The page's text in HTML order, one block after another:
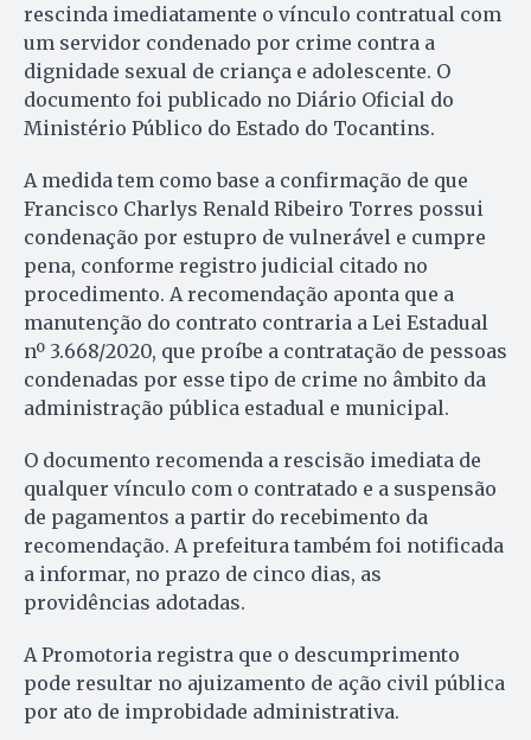
rescinda imediatamente o vínculo contratual com
um servidor condenado por crime contra a
dignidade sexual de criança e adolescente. O
documento foi publicado no Diário Oficial do
Ministério Público do Estado do Tocantins.
A medida tem como base a confirmação de que
Francisco Charlys Renald Ribeiro Torres possui
condenação por estupro de vulnerável e cumpre
pena, conforme registro judicial citado no
procedimento. A recomendação aponta que a
manutenção do contrato contraria a Lei Estadual
nº 3.668/2020, que proíbe a contratação de pessoas
condenadas por esse tipo de crime no âmbito da
administração pública estadual e municipal.
O documento recomenda a rescisão imediata de
qualquer vínculo com o contratado e a suspensão
de pagamentos a partir do recebimento da
recomendação. A prefeitura também foi notificada
a informar, no prazo de cinco dias, as
providências adotadas.
A Promotoria registra que o descumprimento
pode resultar no ajuizamento de ação civil pública
por ato de improbidade administrativa.